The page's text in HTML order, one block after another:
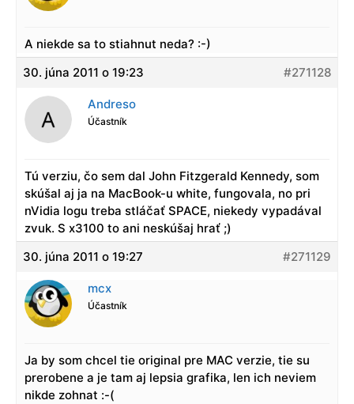
A niekde sa to stiahnut neda? :-)
30. júna 2011 o 19:23
#271128
Andreso
Účastník
Tú verziu, čo sem dal John Fitzgerald Kennedy, som
skúšal aj ja na MacBook-u white, fungovala, no pri
nVidia logu treba stláčať SPACE, niekedy vypadával
zvuk. S x3100 to ani neskúšaj hrať ;)
30. júna 2011 o 19:27
#271129
mcx
Účastník
Ja by som chcel tie original pre MAC verzie, tie su
prerobene a je tam aj lepsia grafika, len ich neviem
nikde zohnat :-(